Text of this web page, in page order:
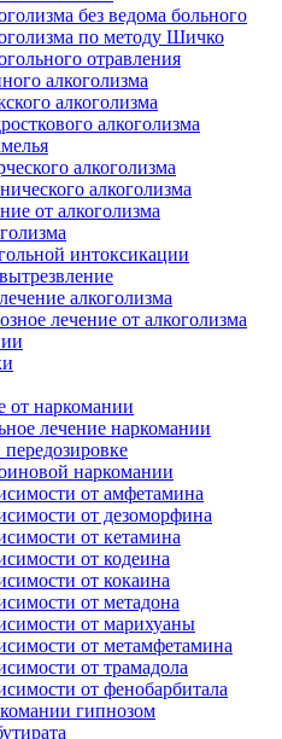
без ведома больного
по методу Шичко
отравления
алкоголизма
алкоголизма
алкоголизма
алкоголизма
алкоголизма
от алкоголизма
интоксикации
алкоголизма
лечение от алкоголизма
от наркомании
лечение наркомании
наркомании
от амфетамина
от дезоморфина
от кетамина
от кодеина
от кокаина
от метадона
от марихуаны
от метамфетамина
от трамадола
от фенобарбитала
гипнозом